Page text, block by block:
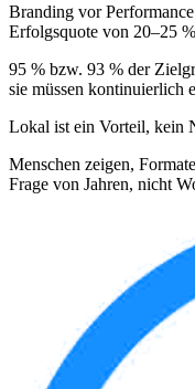
Branding vor
Erfolgsquote von 20–25 %
95 % bzw. 93 % der
sie müssen kontinuierlich
Lokal ist ein Vorteil, kein
Menschen zeigen,
Frage von Jahren, nicht